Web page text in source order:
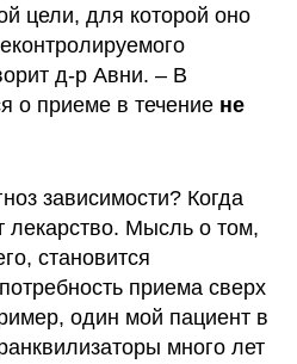
цели, для которой оно
д-р Авни. – В
о приеме в течение не
зависимости? Когда
лекарство. Мысль о том,
становится
приема сверх
один мой пациент в
много лет